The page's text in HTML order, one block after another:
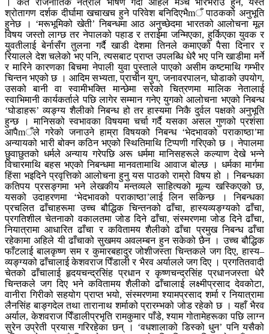
श्रोतागण दर्शक दीर्घामा खचाखच हुने परिवेश बनिदिएभैmँ पाठकको अनुभूति
हुनेछ । ‘मरूभूमिको खेती’ निबन्धमा आठ अनुच्छेदमा भारतको आलोचना मूल
विषय जस्तो लाग्छ तर नेपालको पहाड र तराईमा जन्मिएका, हुर्किएका युवक र
युवतीलाई बेर्नासँग तुलना गर्दै खाडी देशमा तिनले कमाएको पैसा दिनार र
रियालले देश चलेको भए पनि, त्यसबाट प्राप्त उपलब्धि धेरै भए पनि खाडीमा मर्ने
र मारिने कारणका बिचमा नेपाली युवा पुस्ताले पाएको असीम कष्टमाथि गम्भीर
चिन्तन भएको छ । आदिम सभ्यता, प्राचीन युग, जनावरपालन, घोडाको उपयोग,
उसको बानी वा स्वामीभक्ति मान्छेमा सरेको चित्रणमा मालिक नेतालाई
स्वाभिमानी कार्यकर्ताले पछि लागेर सम्मान गनेए युगको आलोचना भएको निबन्ध
‘घोडाहरू’ व्यङ्ग्य शैलीको निबन्ध हो तर हास्यमा निकै दुर्वल पक्षको अनुभूति
हुन्छ । मानिसको स्वभावका विषयमा चर्चा गर्दै यसका असल गुणको प्रशंसा
आपैmँले गरेको जनाउने हाम्रा विषयको निबन्ध ‘भेदभावको पराकाष्ठा’मा
अन्यायको भारी बोक्न कठिन भएको स्थितिमाथि टिप्पणी गरिएको छ । नेपालमा
छुवाछुतको धर्मले अन्याय गरेपछि अरू धर्ममा मानिसहरूले कल्याण देखे भन्ने
विचारमाथि बहस भएको निबन्धमा मानवतामाथि आवाज बोल्छ । धर्मका मार्गमा
हिंसा भइदिने प्रवृत्तिको आलोचना हुनु यस पाठको राम्रो विषय हो । निबन्धका
कतिपय प्रसङ्गमा भने लेखकीय मन्तव्यले साहित्यको मूल्य खस्किएको छ,
यसको उदाहरणमा ‘भेदभावको पराकाष्ठा’लाई लिन सकिन्छ । निबन्धका
प्रचलित ढाँचाहरूमा उच्च बौद्धिक चिन्तनको ढाँचा, हास्यव्यङ्ग्यको ढाँचा,
प्रगतिशील चेतनाको वकालतमा जोड दिने ढाँचा, संस्मरणमा जोड दिने ढाँचा,
नियात्रामा आधारित ढाँचा र कवितामय शैलीको ढाँचा प्रमुख निबन्ध ढाँचा
रहेकामा अहिले यी ढाँचाको सुखमय अवलम्बन हुन सकेको छैन । उच्च बौद्धिक
फाँटलाई बालकृष्ण सम र कुमारबहादुर जोशीजस्ता चिन्तकले जग दिए, हास्य–
व्यङ्ग्यको ढाँचालाई केशवराज पिँडाली र भैरव अर्यालले जग दिए । प्रगतितवादी
चेतको ढाँचालाई हृदयचन्द्रसिंह प्रधान र कृष्णचन्द्रसिंह प्रधानजस्ता धेरै
चिन्तकले जग दिए भने कवितामय शैलीको ढाँचालाई लक्ष्मीप्रसाद देवकोटा,
वानीरा गिरीको सहयोग प्राप्त भयो, संस्मरणमा श्यामप्रसाद शर्मा र नियात्रामा
लैनसिंह बाङ्गदेल तथा तारानाथ शर्माको प्रारम्भको जोड रहेको छ । यहाँ भैरव
अर्याल, केशवराज पिँडालीप्रभृति रामकुमार पाँडे, श्याम गोतामेहरूका पछि लाग्न
सुरेन उप्रेती प्रयास गरिरहेका छन् । ‘वधशालाको डिस्को धुन’ पनि यसैको